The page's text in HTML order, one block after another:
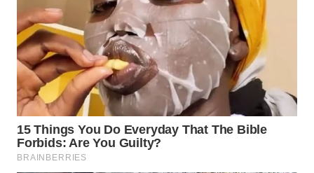
WAHANA
ADVOKAT
WAHANA
INFRASTRUKTUR
WAHANA
KONSUMEN